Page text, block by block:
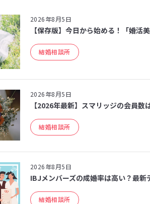
2026年8月5日
【保存版】今日から始める！「婚活
結婚相談所
2026年8月5日
【2026年最新】スマリッジの会員
結婚相談所
2026年8月5日
IBJメンバーズの成婚率は高い？最
結婚相談所